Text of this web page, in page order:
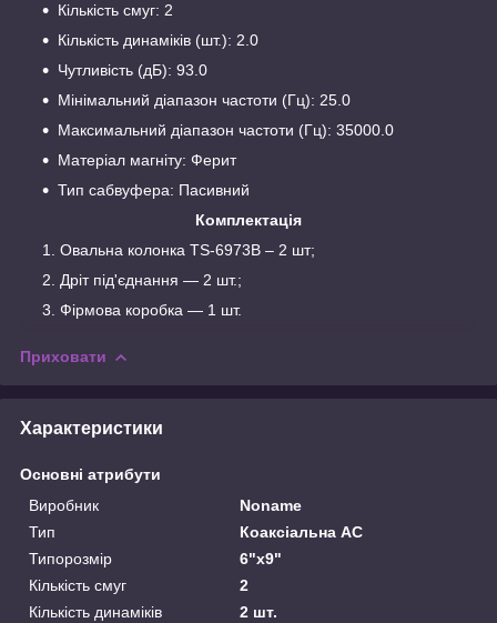
Кількість смуг: 2
Кількість динаміків (шт.): 2.0
Чутливість (дБ): 93.0
Мінімальний діапазон частоти (Гц): 25.0
Максимальний діапазон частоти (Гц): 35000.0
Матеріал магніту: Ферит
Тип сабвуфера: Пасивний
Комплектація
Овальна колонка TS-6973B – 2 шт;
Дріт під'єднання — 2 шт.;
Фірмова коробка — 1 шт.
Приховати
Характеристики
Основні атрибути
Виробник
Noname
Тип
Коаксіальна АС
Типорозмір
6"х9"
Кількість смуг
2
Кількість динаміків
2 шт.